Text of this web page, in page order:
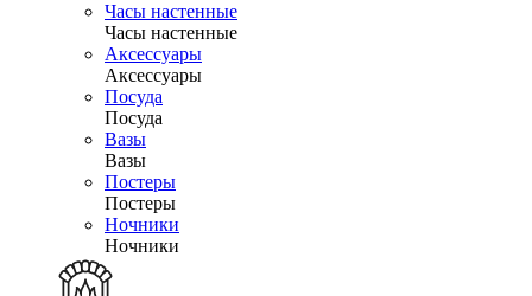
Часы настенные
Часы настенные
Аксессуары
Аксессуары
Посуда
Посуда
Вазы
Вазы
Постеры
Постеры
Ночники
Ночники